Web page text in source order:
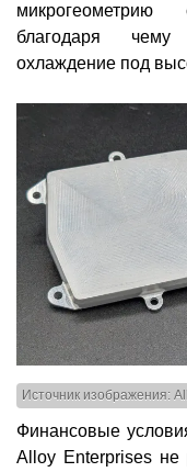
благодаря чему
охлаждение под
Источник изображения:
Финансовые
Alloy Enterprises не